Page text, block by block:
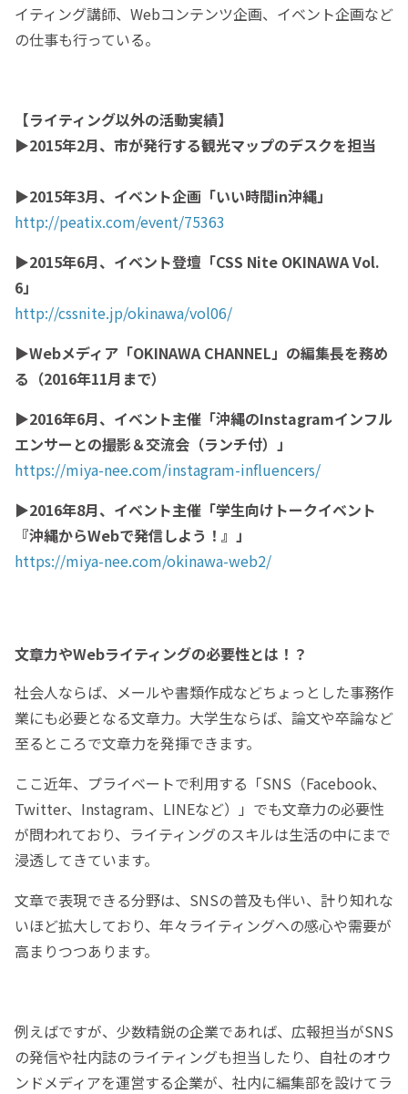
イティング講師、Webコンテンツ企画、イベント企画など
の仕事も行っている。
【ライティング以外の活動実績】
▶2015年2月、市が発行する観光マップのデスクを担当
▶2015年3月、イベント企画「いい時間in沖縄」
http://peatix.com/event/75363
▶2015年6月、イベント登壇「CSS Nite OKINAWA Vol.
6」
http://cssnite.jp/okinawa/vol06/
▶Webメディア「OKINAWA CHANNEL」の編集長を務め
る（2016年11月まで）
▶2016年6月、イベント主催「沖縄のInstagramインフル
エンサーとの撮影＆交流会（ランチ付）」
https://miya-nee.com/instagram-influencers/
▶2016年8月、イベント主催「学生向けトークイベント
『沖縄からWebで発信しよう！』」
https://miya-nee.com/okinawa-web2/
文章力やWebライティングの必要性とは！？
社会人ならば、メールや書類作成などちょっとした事務作
業にも必要となる文章力。大学生ならば、論文や卒論など
至るところで文章力を発揮できます。
ここ近年、プライベートで利用する「SNS（Facebook、
Twitter、Instagram、LINEなど）」でも文章力の必要性
が問われており、ライティングのスキルは生活の中にまで
浸透してきています。
文章で表現できる分野は、SNSの普及も伴い、計り知れな
いほど拡大しており、年々ライティングへの感心や需要が
高まりつつあります。
例えばですが、少数精鋭の企業であれば、広報担当がSNS
の発信や社内誌のライティングも担当したり、自社のオウ
ンドメディアを運営する企業が、社内に編集部を設けてラ